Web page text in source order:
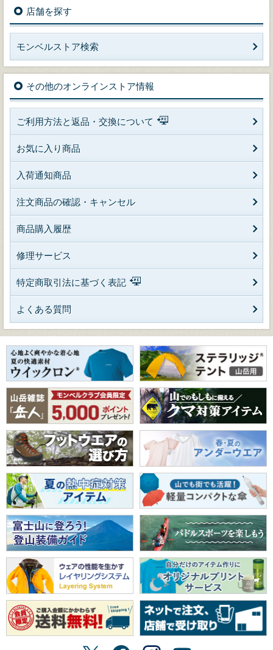
店舗を探す
モンベルストア検索
その他のオンラインストア情報
ご利用方法と返品・交換について
お気に入り商品
入荷通知商品
注文商品の確認・キャンセル
商品購入履歴
修理サービス
特定商取引法に基づく表記
よくある質問